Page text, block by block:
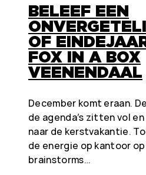
BELEEF EEN
OF
FOX IN A BOX
VEENENDAAL
December komt eraan.
de agenda’s zitten vol
naar de kerstvakantie.
de energie op kantoor op
brainstorms…